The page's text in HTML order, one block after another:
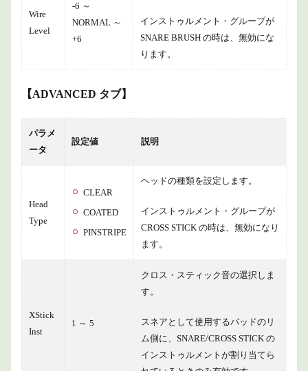
Wire
Level
-6 ～
NORMAL ～
+6
インストゥルメント・グループが
SNARE BRUSH の時は、無効にな
ります。
【ADVANCED タブ】
パラメ
ータ
設定値 説明
Head
Type
CLEAR
COATED
PINSTRIPE
ヘッドの種類を設定します。
インストゥルメント・グループが
CROSS STICK の時は、無効になり
ます。
XStick
Inst
1 ～ 5
クロス・スティック音の選択しま
す。
スネアとして使用するパッドのリ
ム側に、SNARE/CROSS STICK の
インストゥルメントが割り当てら